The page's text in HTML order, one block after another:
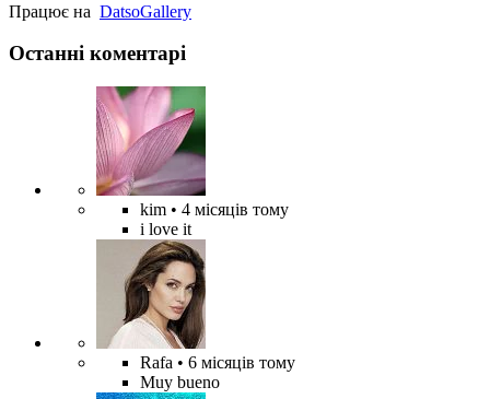
Працює на DatsoGallery
Останні коментарі
kim • 4 місяців тому
i love it
Rafa • 6 місяців тому
Muy bueno